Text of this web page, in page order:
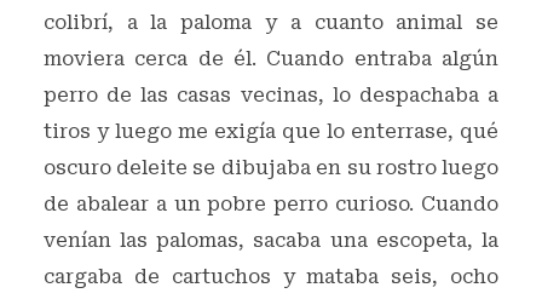
colibrí, a la paloma y a cuanto animal se
moviera cerca de él. Cuando entraba algún
perro de las casas vecinas, lo despachaba a
tiros y luego me exigía que lo enterrase, qué
oscuro deleite se dibujaba en su rostro luego
de abalear a un pobre perro curioso. Cuando
venían las palomas, sacaba una escopeta, la
cargaba de cartuchos y mataba seis, ocho